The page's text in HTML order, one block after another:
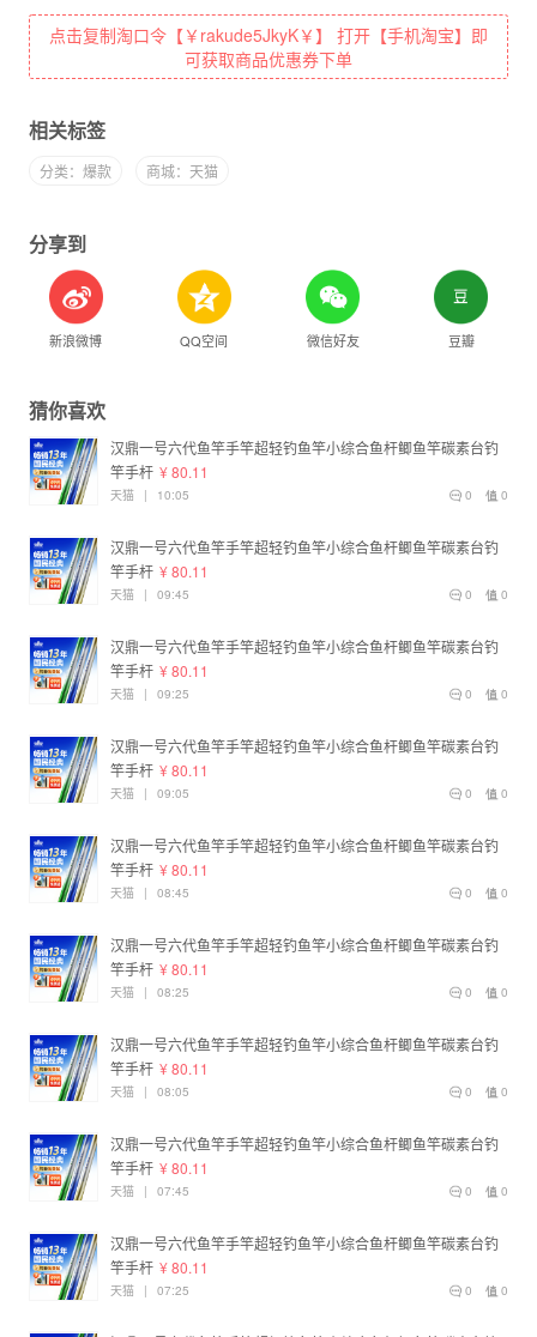
点击复制淘口令【￥rakude5JkyK￥】 打开【手机淘宝】即
可获取商品优惠券下单
相关标签
分类：爆款 商城：天猫
分享到
新浪微博 QQ空间 微信好友 豆瓣
猜你喜欢
汉鼎一号六代鱼竿手竿超轻钓鱼竿小综合鱼杆鲫鱼竿碳素台钓
竿手杆 ¥ 80.11
0
0
天猫 | 10:05
汉鼎一号六代鱼竿手竿超轻钓鱼竿小综合鱼杆鲫鱼竿碳素台钓
竿手杆 ¥ 80.11
0
0
天猫 | 09:45
汉鼎一号六代鱼竿手竿超轻钓鱼竿小综合鱼杆鲫鱼竿碳素台钓
竿手杆 ¥ 80.11
0
0
天猫 | 09:25
汉鼎一号六代鱼竿手竿超轻钓鱼竿小综合鱼杆鲫鱼竿碳素台钓
竿手杆 ¥ 80.11
0
0
天猫 | 09:05
汉鼎一号六代鱼竿手竿超轻钓鱼竿小综合鱼杆鲫鱼竿碳素台钓
竿手杆 ¥ 80.11
0
0
天猫 | 08:45
汉鼎一号六代鱼竿手竿超轻钓鱼竿小综合鱼杆鲫鱼竿碳素台钓
竿手杆 ¥ 80.11
0
0
天猫 | 08:25
汉鼎一号六代鱼竿手竿超轻钓鱼竿小综合鱼杆鲫鱼竿碳素台钓
竿手杆 ¥ 80.11
0
0
天猫 | 08:05
汉鼎一号六代鱼竿手竿超轻钓鱼竿小综合鱼杆鲫鱼竿碳素台钓
竿手杆 ¥ 80.11
0
0
天猫 | 07:45
汉鼎一号六代鱼竿手竿超轻钓鱼竿小综合鱼杆鲫鱼竿碳素台钓
竿手杆 ¥ 80.11
0
0
天猫 | 07:25